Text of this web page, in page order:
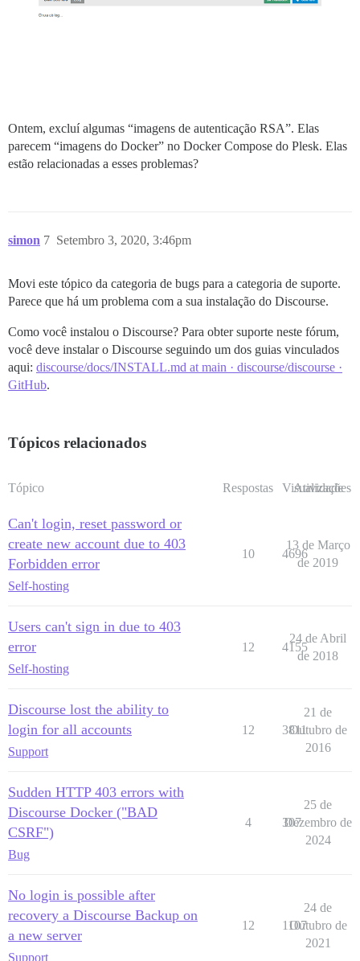
Ontem, excluí algumas “imagens de autenticação RSA”. Elas
parecem “imagens do Docker” no Docker Compose do Plesk. Elas
estão relacionadas a esses problemas?
simon Setembro 3, 2020, 3:46pm
7
Movi este tópico da categoria de bugs para a categoria de suporte.
Parece que há um problema com a sua instalação do Discourse.
Como você instalou o Discourse? Para obter suporte neste fórum,
você deve instalar o Discourse seguindo um dos guias vinculados
aqui: discourse/docs/INSTALL.md at main · discourse/discourse ·
GitHub.
Tópicos relacionados
Tópico Respostas Visualizações
Atividade
Can't login, reset password or
create new account due to 403
Forbidden error
Self-hosting
10 4696
13 de Março
de 2019
Users can't sign in due to 403
error
Self-hosting
12 4155
24 de Abril
de 2018
Discourse lost the ability to
login for all accounts
Support
12 3811
21 de
Outubro de
2016
Sudden HTTP 403 errors with
Discourse Docker ("BAD
CSRF")
Bug
4 307
25 de
Dezembro de
2024
No login is possible after
recovery a Discourse Backup on
a new server
Support
12 1107
24 de
Outubro de
2021